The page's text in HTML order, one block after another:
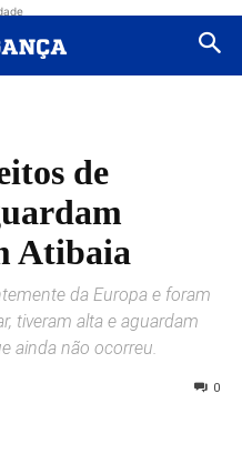
de
Atibaia
da Europa e foram
tiveram alta e aguardam
ainda não ocorreu.
0